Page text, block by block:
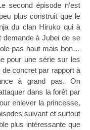
second épisode n’est
plus construit que le
du clan Hiruko qui à
demande à Jubei de se
pas haut mais bon…
pour une série sur les
de concret par rapport à
à grand pas. On
dans la forêt par
enlever la princesse,
suivant et surtout
plus intéressante que